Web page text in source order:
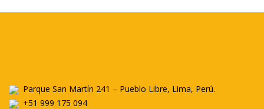
Parque San Martín 241 – Pueblo Libre, Lima, Perú.
+51 999 175 094